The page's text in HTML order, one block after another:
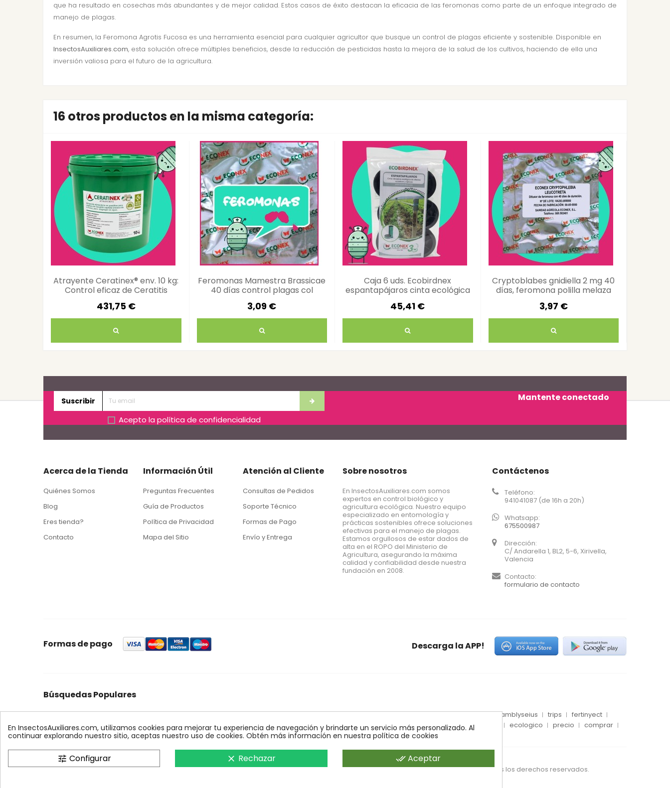
que ha resultado en cosechas más abundantes y de mejor calidad. Estos casos de éxito destacan la eficacia de las feromonas como parte de un enfoque integrado de
manejo de plagas.
En resumen, la Feromona Agrotis Fucosa es una herramienta esencial para cualquier agricultor que busque un control de plagas eficiente y sostenible. Disponible en
InsectosAuxiliares.com, esta solución ofrece múltiples beneficios, desde la reducción de pesticidas hasta la mejora de la salud de los cultivos, haciendo de ella una
inversión valiosa para el futuro de la agricultura.
16 otros productos en la misma categoría:
Atrayente Ceratinex® env. 10 kg:
Control eficaz de Ceratitis
431,75 €
Feromonas Mamestra Brassicae
40 días control plagas col
3,09 €
Caja 6 uds. Ecobirdnex
espantapájaros cinta ecológica
45,41 €
Cryptoblabes gnidiella 2 mg 40
días, feromona polilla melaza
3,97 €
Suscribir
Acepto la política de confidencialidad
Mantente conectado
Acerca de la Tienda
Quiénes Somos
Blog
Eres tienda?
Contacto
Información Útil
Preguntas Frecuentes
Guía de Productos
Política de Privacidad
Mapa del Sitio
Atención al Cliente
Consultas de Pedidos
Soporte Técnico
Formas de Pago
Envío y Entrega
Sobre nosotros
En InsectosAuxiliares.com somos
expertos en control biológico y
agricultura ecológica. Nuestro equipo
especializado en entomología y
prácticas sostenibles ofrece soluciones
efectivas para el manejo de plagas.
Estamos orgullosos de estar dados de
alta en el ROPO del Ministerio de
Agricultura, asegurando la máxima
calidad y confiabilidad desde nuestra
fundación en 2008.
Contáctenos
Teléfono:
941041087 (de 16h a 20h)
Whatsapp:
675500987
Dirección:
C/ Andarella 1, BL2, 5-6, Xirivella,
Valencia
Contacto:
formulario de contacto
Formas de pago Descarga la APP!
Búsquedas Populares
foresta feromonas quercus control ynject araña roja conectores Econex alcornoques nido agrares conector amblyseius trips
fertinyect
max
palmera biologico xilemax encinas robles control biologico quelato bioline monitoreo mosca blanca ecologico precio comprar
InsectosAuxiliares.com © 2008 - 2026. Expertos en Agricultura Ecológica y Control Biológico.Operado por AGRARES IBERIA SL. Todos los derechos reservados.
En InsectosAuxiliares.com, utilizamos cookies para mejorar tu experiencia de navegación y brindarte un servicio más personalizado. Al
continuar explorando nuestro sitio, aceptas nuestro uso de cookies. Obtén más información en nuestra política de cookies
tune Configurar clear Rechazar done_all Aceptar